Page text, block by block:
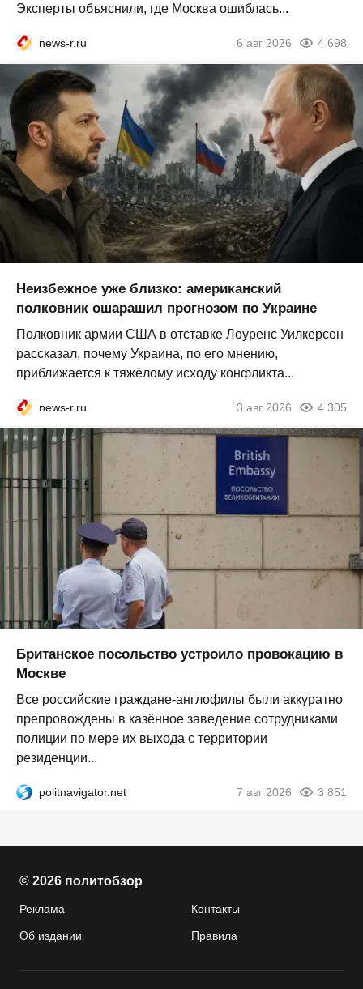
Эксперты объяснили, где Москва ошиблась...
news-r.ru 6 авг 2026 4 698
Неизбежное уже близко: американский
полковник ошарашил прогнозом по Украине
Полковник армии США в отставке Лоуренс Уилкерсон
рассказал, почему Украина, по его мнению,
приближается к тяжёлому исходу конфликта...
news-r.ru 3 авг 2026 4 305
Британское посольство устроило провокацию в
Москве
Все российские граждане-англофилы были аккуратно
препровождены в казённое заведение сотрудниками
полиции по мере их выхода с территории
резиденции...
politnavigator.net 7 авг 2026 3 851
© 2026 политобзор
Реклама Контакты
Об издании Правила